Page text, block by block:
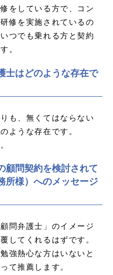
をしている方で、コン
修を実施されているの
つでも乗れる方と契約
。
士はどのような存在で
も、無くてはならない
ような存在です。
顧問契約を検討されて
所様）へのメッセージ
問弁護士」のイメージ
してくれるはずです。
強熱心な方はいないと
て推薦します。